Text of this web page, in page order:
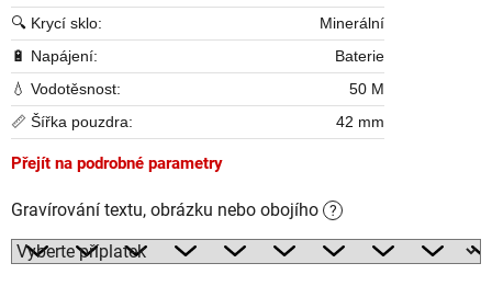
🔍 Krycí sklo:
Minerální
🔋 Napájení:
Baterie
💧 Vodotěsnost:
50 M
📏 Šířka pouzdra:
42 mm
Přejít na podrobné parametry
Gravírování textu, obrázku nebo obojího ?